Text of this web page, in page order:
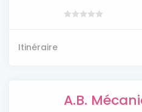
Itinéraire
A.B.